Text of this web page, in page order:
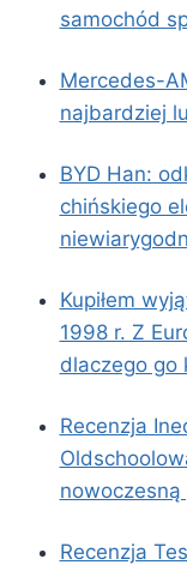
samochód
Mercedes-
najbardziej
BYD Han:
chińskiego
Kupiłem
1998 r. Z
dlaczego go
Recenzja
nowoczesną
Recenzja